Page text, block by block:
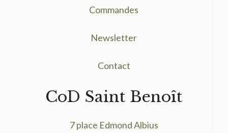
Commandes
Newsletter
Contact
CoD Saint Benoît
7 place Edmond Albius